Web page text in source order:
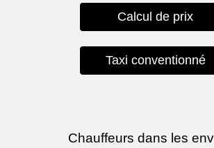
Calcul de prix
Taxi conventionné
Chauffeurs dans les